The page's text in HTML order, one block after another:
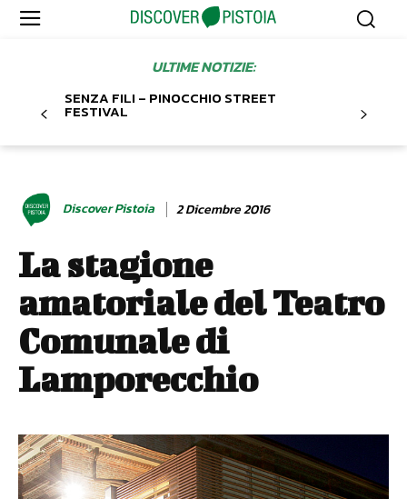
ULTIME NOTIZIE:
SENZA FILI – PINOCCHIO STREET
FESTIVAL
Discover Pistoia 2 Dicembre 2016
La stagione
amatoriale del Teatro
Comunale di
Lamporecchio